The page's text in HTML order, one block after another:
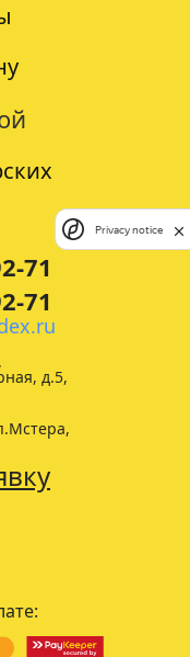
71
71
д.5,
Privacy notice